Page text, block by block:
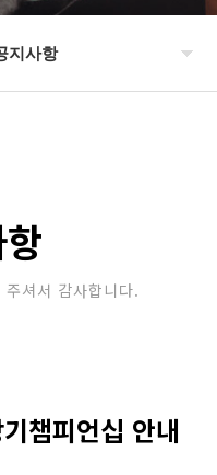
지사항
토갤러리
셔서 감사합니다.
챔피언십 안내